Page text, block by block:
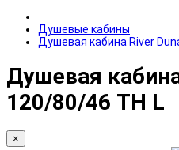
Душевые кабины
Душевая кабина River
Душевая
120/80/46 ТН L
×